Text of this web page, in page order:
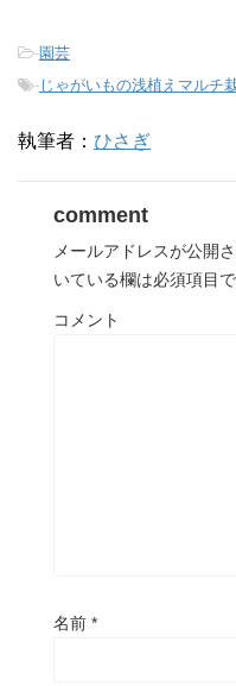
-園芸
- じゃがいもの浅植えマルチ
執筆者： ひさぎ
comment
メールアドレスが公開
いている欄は必須項目
コメント
名前 *